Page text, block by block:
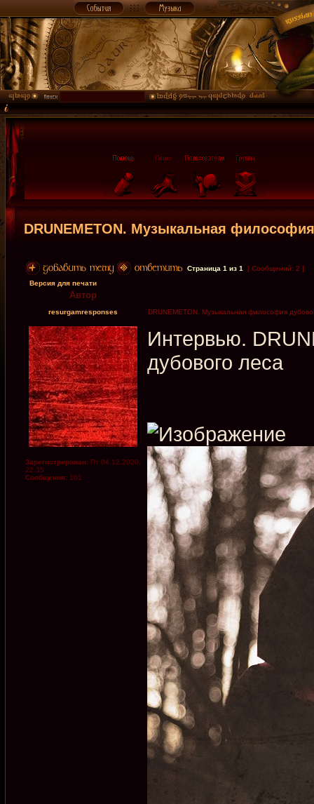
DRUNEMETON. Музыкальная
Страница 1 из 1
[ Сообщений: 2 ]
Версия для печати
Автор
resurgamresponses DRUNEMETON. Музыкальная философия
Зарегистрирован: Пт 04.12.2020,
22:35
Сообщения: 161
Интервью.
дубового леса